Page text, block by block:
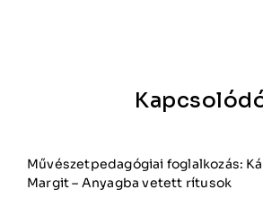
Művészetpedagógiai foglalkozás:
Margit – Anyagba vetett rítusok